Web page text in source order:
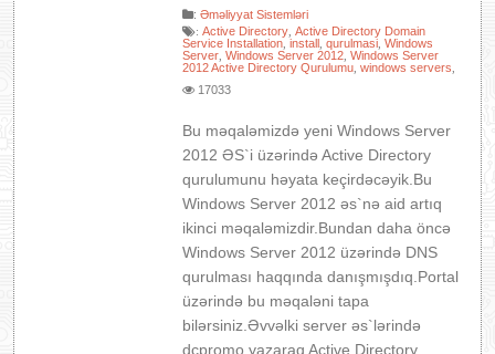
:Əməliyyat Sistemləri
:Active Directory ,Active Directory Domain
Service Installation ,install ,qurulmasi ,Windows
Server ,Windows Server 2012 ,Windows Server
2012 Active Directory Qurulumu ,windows servers
17033
Bu məqaləmizdə yeni Windows Server
2012 ƏS`i üzərində Active Directory
qurulumunu həyata keçirdəcəyik.Bu
Windows Server 2012 əs`nə aid artıq
ikinci məqaləmizdir.Bundan daha öncə
Windows Server 2012 üzərində DNS
qurulması haqqında danışmışdıq.Portal
üzərində bu məqaləni tapa
bilərsiniz.Əvvəlki server əs`lərində
dcpromo yazaraq Active Directory